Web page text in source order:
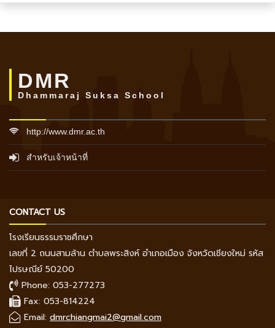
DMR
Dhammaraj Suksa School
http://www.dmr.ac.th
สำหรับเจ้าหน้าที่
CONTACT US
โรงเรียนธรรมราชศึกษา
เลขที่ 2 ถนนสามล้าน ตำบลพระสิงห์ อำเภอเมือง จังหวัดเชียงใหม่ รหัส
ไปรษณีย์ 50200
Phone: 053-277273
Fax: 053-814224
Email: dmrchiangmai2@gmail.com